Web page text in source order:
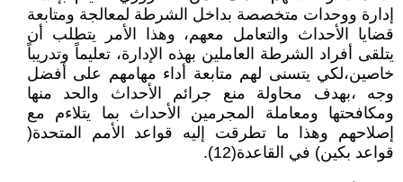
إدارة ووحدات متخصصة بداخل الشرطة لمعالجة ومتابعة
قضايا الأحداث والتعامل معهم، وهذا الأمر يتطلب أن
يتلقى أفراد الشرطة العاملين بهذه الإدارة، تعليماً وتدريباً
خاصين،لكي يتسنى لهم متابعة أداء مهامهم على أفضل
وجه ،بهدف محاولة منع جرائم الأحداث والحد منها
ومكافحتها ومعاملة المجرمين الأحداث بما يتلاءم مع
إصلاحهم وهذا ما تطرقت إليه قواعد الأمم المتحدة(
قواعد بكين) في القاعدة(12).